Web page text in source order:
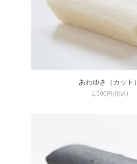
あわゆき（カット）
1,500円(税込)